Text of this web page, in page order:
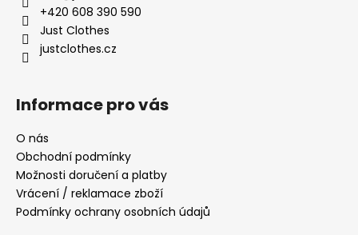
+420 608 390 590
Just Clothes
justclothes.cz
Informace pro vás
O nás
Obchodní podmínky
Možnosti doručení a platby
Vrácení / reklamace zboží
Podmínky ochrany osobních údajů